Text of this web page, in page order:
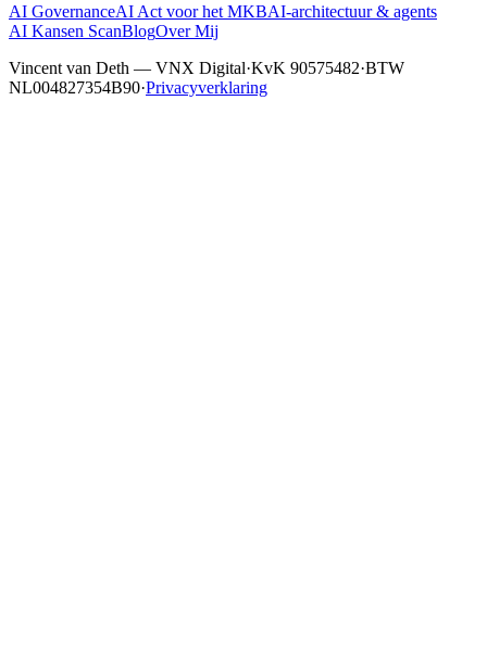
AI GovernanceAI Act voor het MKBAI-architectuur & agents
AI Kansen ScanBlogOver Mij
Vincent van Deth — VNX Digital·KvK 90575482·BTW
NL004827354B90·Privacyverklaring